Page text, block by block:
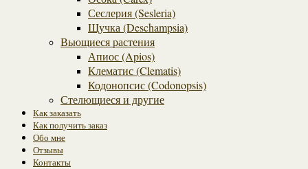
Сеслерия (Sesleria)
Щучка (Deschampsia)
Вьющиеся растения
Апиос (Apios)
Клематис (Clematis)
Кодонопсис (Codonopsis)
Стелющиеся и другие
Как заказать
Как получить заказ
Обо мне
Отзывы
Контакты